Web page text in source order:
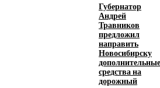
легендарный номер бурлеска
Губернатор
Андрей
Травников
предложил
направить
Новосибирску
дополнительные
средства на
дорожный